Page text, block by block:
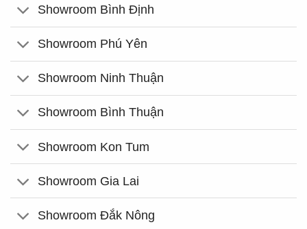
Showroom Bình Định
Showroom Phú Yên
Showroom Ninh Thuận
Showroom Bình Thuận
Showroom Kon Tum
Showroom Gia Lai
Showroom Đắk Nông